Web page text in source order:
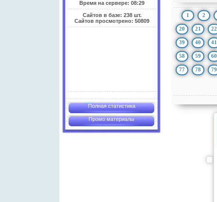
Время на сервере: 08:29
Сайтов в базе: 238 шт.
Сайтов просмотрено: 50809
Полная статистика
Промо материалы
1 2
20 21 22
39 40 41
58 59 60
77 78 79